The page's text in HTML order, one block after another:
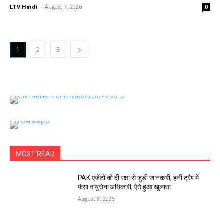
LTV Hindi - August 7, 2026 0
1 2 3
MOST READ
PAK एजेंटों को दी रक्षा से जुड़ी जानकारी, हनी ट्रैप में
फंसा वायुसेना अधिकारी, ऐसे हुआ खुलासा
August 8, 2026